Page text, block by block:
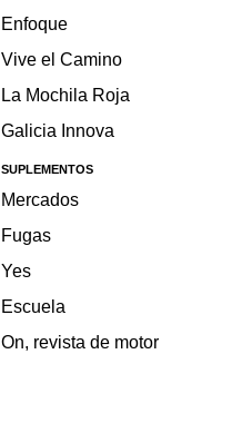
Enfoque
Vive el Camino
La Mochila Roja
Galicia Innova
SUPLEMENTOS
Mercados
Fugas
Yes
Escuela
On, revista de motor